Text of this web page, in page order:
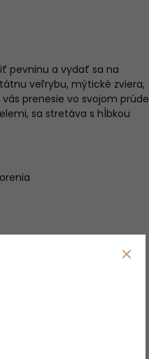
pevninu a vydať sa na
veľrybu, mýtické zviera,
prenesie vo svojom prúde
sa stretáva s hĺbkou